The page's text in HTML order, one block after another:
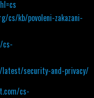
cs/kb/povoleni-zakazani-
cs-
security-and-privacy/
cs-